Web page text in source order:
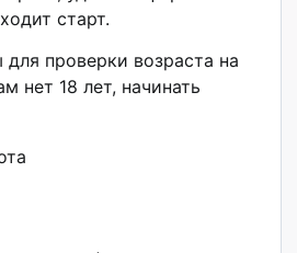
старт.
проверки возраста на
нет 18 лет, начинать